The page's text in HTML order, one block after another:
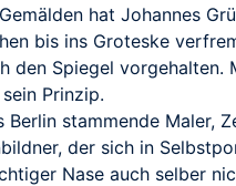
hat Johannes
bis ins Groteske
den Spiegel vorgehalten.
Prinzip.
Berlin stammende Maler,
der sich in
Nase auch selber